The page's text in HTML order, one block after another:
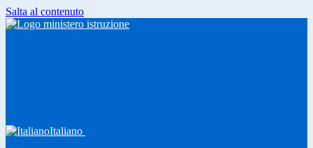
Salta al contenuto
Italiano